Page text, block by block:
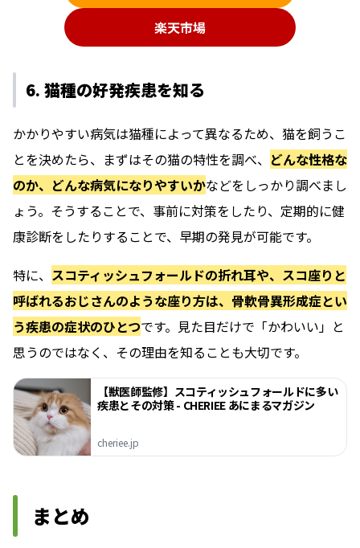
楽天市場
6. 猫種の好発疾患を知る
かかりやすい病気は猫種によって異なるため、猫を飼うこ
とを決めたら、まずはその猫の特性を調べ、 どんな性格な
のか、どんな病気になりやすいかなどをしっかり調べまし
ょう。そうすることで、事前に対策をしたり、定期的に健
康診断をしたりすることで、早期の発見が可能です。
特に、 スコティッシュフォールドの折れ耳や、スコ座りと
呼ばれるおじさんのような座り方は、骨軟骨異形成症とい
う疾患の症状のひとつです。見た目だけで「かわいい」と
思うのではなく、その理由を知ることも大切です。
【獣医師監修】スコティッシュフォールドに多い
疾患とその対策 - CHERIEE あにまるマガジン
cheriee.jp
まとめ